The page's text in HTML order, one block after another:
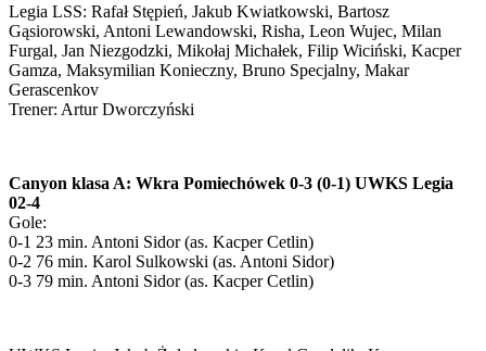
Legia LSS: Rafał Stępień, Jakub Kwiatkowski, Bartosz
Gąsiorowski, Antoni Lewandowski, Risha, Leon Wujec, Milan
Furgal, Jan Niezgodzki, Mikołaj Michałek, Filip Wiciński, Kacper
Gamza, Maksymilian Konieczny, Bruno Specjalny, Makar
Gerascenkov
Trener: Artur Dworczyński
Canyon klasa A: Wkra Pomiechówek 0-3 (0-1) UWKS Legia
02-4
Gole:
0-1 23 min. Antoni Sidor (as. Kacper Cetlin)
0-2 76 min. Karol Sulkowski (as. Antoni Sidor)
0-3 79 min. Antoni Sidor (as. Kacper Cetlin)